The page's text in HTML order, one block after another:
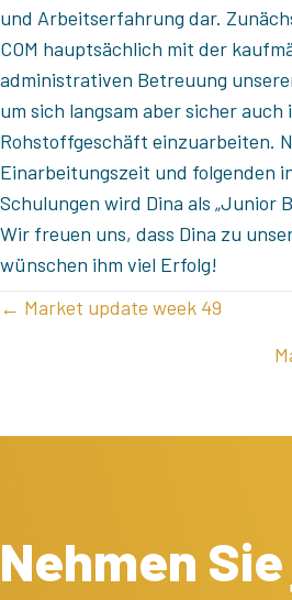
und Arbeitserfahrung dar.
COM hauptsächlich mit der
administrativen Betreuung
um sich langsam aber sicher auch
Rohstoffgeschäft einzuarbeiten.
Einarbeitungszeit und folgenden
Schulungen wird Dina als „Junior
Wir freuen uns, dass Dina zu
wünschen ihm viel Erfolg!
POSTS
← Market update week 49
Nehmen